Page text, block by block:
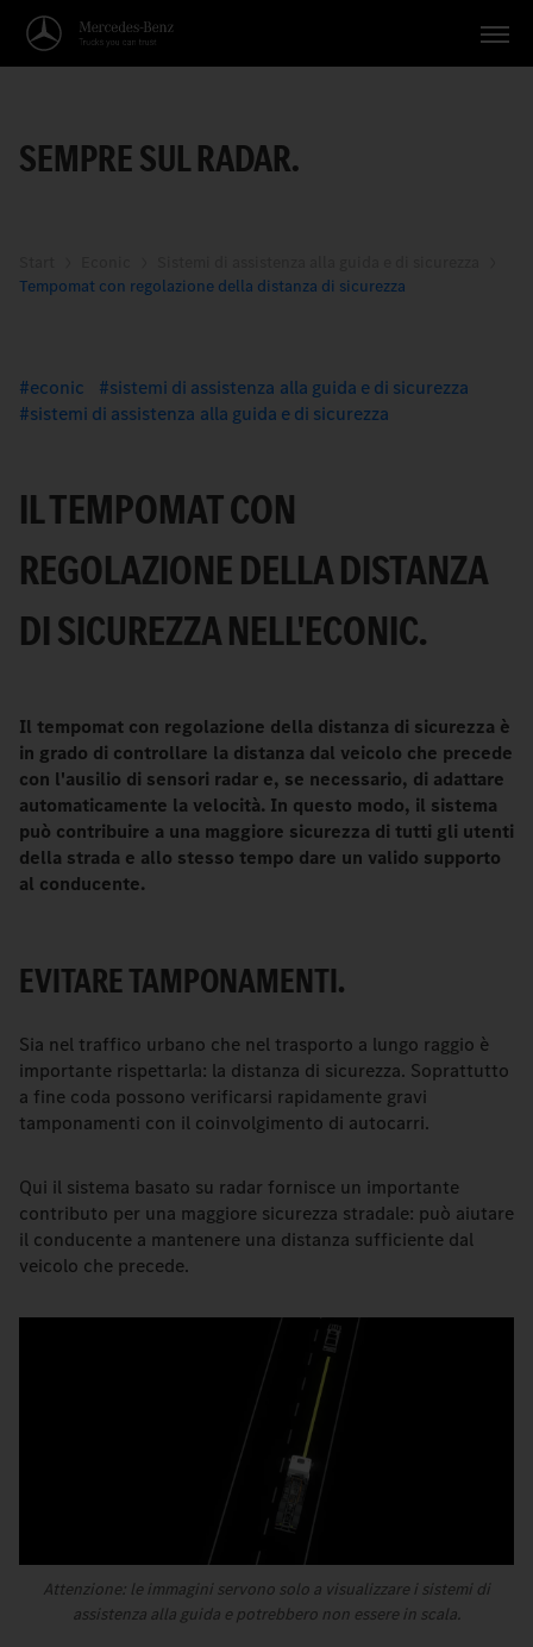
Applicazioni
SEMPRE SUL RADAR.
Tempomat con regolazione della distanza di sicurezza
econic
sistemi di assistenza alla guida e di sicurezza
sistemi di assistenza alla guida e di sicurezza
IL TEMPOMAT CON
REGOLAZIONE DELLA DISTANZA
DI SICUREZZA NELL'ECONIC.
Il tempomat con regolazione della distanza di sicurezza è
in grado di controllare la distanza dal veicolo che precede
con l'ausilio di sensori radar e, se necessario, di adattare
automaticamente la velocità. In questo modo, il sistema
può contribuire a una maggiore sicurezza di tutti gli utenti
della strada e allo stesso tempo dare un valido supporto
al conducente.
EVITARE TAMPONAMENTI.
Sia nel traffico urbano che nel trasporto a lungo raggio è
importante rispettarla: la distanza di sicurezza. Soprattutto
a fine coda possono verificarsi rapidamente gravi
tamponamenti con il coinvolgimento di autocarri.
Qui il sistema basato su radar fornisce un importante
contributo per una maggiore sicurezza stradale: può aiutare
il conducente a mantenere una distanza sufficiente dal
veicolo che precede.
Attenzione: le immagini servono solo a visualizzare i sistemi di
assistenza alla guida e potrebbero non essere in scala.